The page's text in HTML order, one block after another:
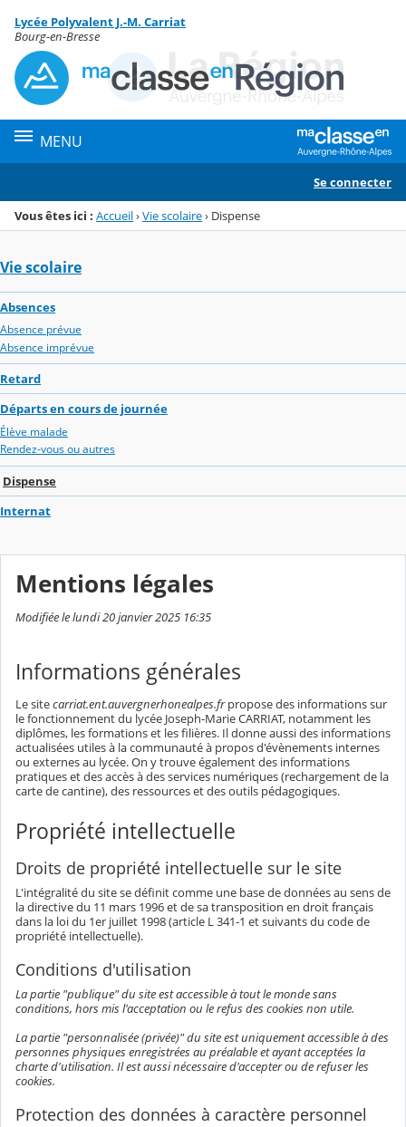
Menu de la rubrique
Contenu
Lycée Polyvalent J.-M. Carriat
Bourg-en-Bresse
MENU
Se connecter
Vous êtes ici : Accueil›Vie scolaire› Dispense
Vie scolaire
Absences
Absence prévue
Absence imprévue
Retard
Départs en cours de journée
Élève malade
Rendez-vous ou autres
Dispense
Internat
Mentions légales
Modifiée le lundi 20 janvier 2025 16:35
Informations générales
Le sitecarriat.ent.auvergnerhonealpes.frpropose des informations sur
le fonctionnement du lycée Joseph-Marie CARRIAT, notamment les
diplômes, les formations et les filières. Il donne aussi des informations
actualisées utiles à la communauté à propos d'évènements internes
ou externes au lycée. On y trouve également des informations
pratiques et des accès à des services numériques (rechargement de la
carte de cantine), des ressources et des outils pédagogiques.
Propriété intellectuelle
Droits de propriété intellectuelle sur le site
L'intégralité du site se définit comme une base de données au sens de
la directive du 11 mars 1996 et de sa transposition en droit français
dans la loi du 1er juillet 1998 (article L 341-1 et suivants du code de
propriété intellectuelle).
Conditions d'utilisation
La partie "publique" du site est accessible à tout le monde sans
conditions, hors mis l'acceptation ou le refus des cookies non utile.
La partie "personnalisée (privée)" du site est uniquement accessible à des
personnes physiques enregistrées au préalable et ayant acceptées la
charte d'utilisation. Il est aussi nécessaire d'accepter ou de refuser les
cookies.
Protection des données à caractère personnel